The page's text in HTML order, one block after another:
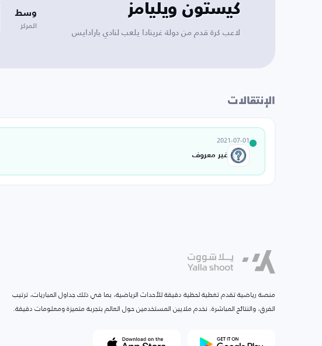
كيستون ويليامز
لاعب كرة قدم من دولة غرينادا يلعب لنادي بارادايس
وسط
المركز
الإنتقالات
2021-07-01
غير معروف
منصة رياضية تقدم تغطية لحظية دقيقة للأحداث الرياضية، بما في ذلك جداول المباريات، ترتيب
الفرق، والنتائج المباشرة. نخدم ملايين المستخدمين حول العالم بتجربة متميزة ومعلومات دقيقة.